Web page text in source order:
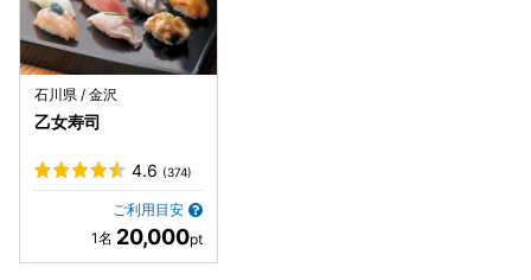
石川県 / 金沢
乙女寿司
4.6 (374)
ご利用目安
20,000